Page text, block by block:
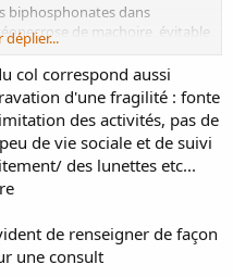
biphosphonates dans
de machoire, évitable
1 /100 000. Les gens en
le ttt Est responsable de
il.peuvent se casser une dent
leur a dit qu'il ne
ttt. Risque de refaire une
cent selon les situations,
une fracture du col, 20 pr
un.homme. deux fois plus de
perception de ce risque est
attention pour ne pas
plus cher à la.secu en morts,
myocarde.
col correspond aussi
d'une fragilité : fonte
des activités, pas de
de vie sociale et de suivi
des lunettes etc...
de renseigner de façon
une consult